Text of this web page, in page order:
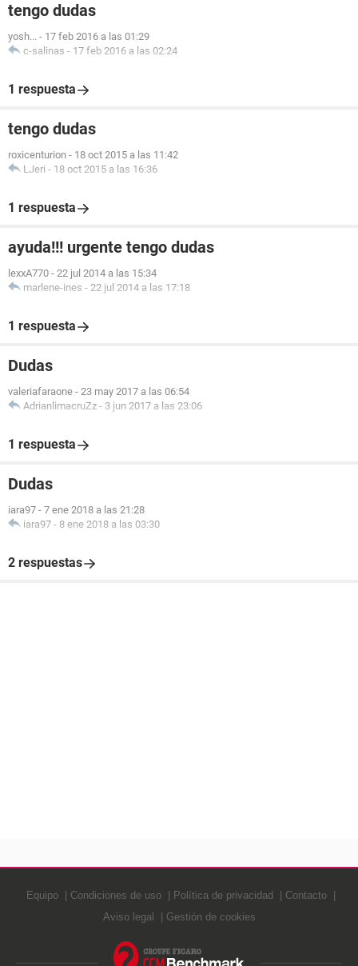
tengo dudas
yosh... - 17 feb 2016 a las 01:29
c-salinas - 17 feb 2016 a las 02:24
1 respuesta
tengo dudas
roxicenturion - 18 oct 2015 a las 11:42
LJeri - 18 oct 2015 a las 16:36
1 respuesta
ayuda!!! urgente tengo dudas
lexxA770 - 22 jul 2014 a las 15:34
marlene-ines - 22 jul 2014 a las 17:18
1 respuesta
Dudas
valeriafaraone - 23 may 2017 a las 06:54
AdrianlimacruZz - 3 jun 2017 a las 23:06
1 respuesta
Dudas
iara97 - 7 ene 2018 a las 21:28
iara97 - 8 ene 2018 a las 03:30
2 respuestas
Equipo Condiciones de uso Política de privacidad
Contacto
Aviso legal
Gestión de cookies